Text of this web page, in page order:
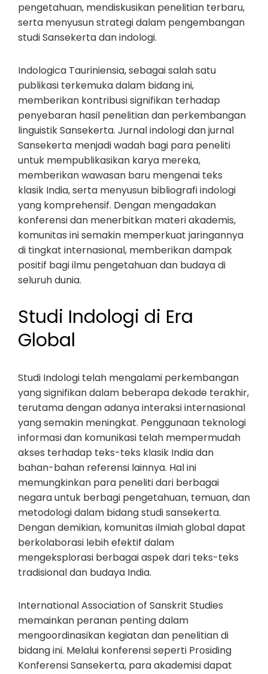
pengetahuan, mendiskusikan penelitian terbaru,
serta menyusun strategi dalam pengembangan
studi Sansekerta dan indologi.
Indologica Tauriniensia, sebagai salah satu
publikasi terkemuka dalam bidang ini,
memberikan kontribusi signifikan terhadap
penyebaran hasil penelitian dan perkembangan
linguistik Sansekerta. Jurnal indologi dan jurnal
Sansekerta menjadi wadah bagi para peneliti
untuk mempublikasikan karya mereka,
memberikan wawasan baru mengenai teks
klasik India, serta menyusun bibliografi indologi
yang komprehensif. Dengan mengadakan
konferensi dan menerbitkan materi akademis,
komunitas ini semakin memperkuat jaringannya
di tingkat internasional, memberikan dampak
positif bagi ilmu pengetahuan dan budaya di
seluruh dunia.
Studi Indologi di Era
Global
Studi Indologi telah mengalami perkembangan
yang signifikan dalam beberapa dekade terakhir,
terutama dengan adanya interaksi internasional
yang semakin meningkat. Penggunaan teknologi
informasi dan komunikasi telah mempermudah
akses terhadap teks-teks klasik India dan
bahan-bahan referensi lainnya. Hal ini
memungkinkan para peneliti dari berbagai
negara untuk berbagi pengetahuan, temuan, dan
metodologi dalam bidang studi sansekerta.
Dengan demikian, komunitas ilmiah global dapat
berkolaborasi lebih efektif dalam
mengeksplorasi berbagai aspek dari teks-teks
tradisional dan budaya India.
International Association of Sanskrit Studies
memainkan peranan penting dalam
mengoordinasikan kegiatan dan penelitian di
bidang ini. Melalui konferensi seperti Prosiding
Konferensi Sansekerta, para akademisi dapat